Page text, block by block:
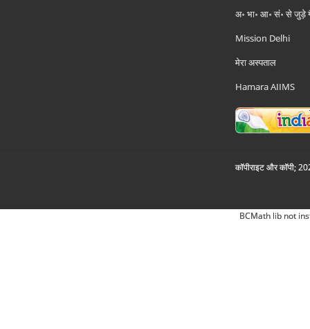
अ॰ भा॰ आ॰ सं॰ से जुड़े
Mission Delhi
मेरा अस्पताल
Hamara AIIMS
कॉपीराइट और कॉपी;
BCMath lib not